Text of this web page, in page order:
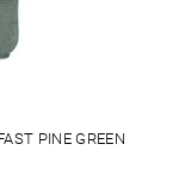
PINE GREEN